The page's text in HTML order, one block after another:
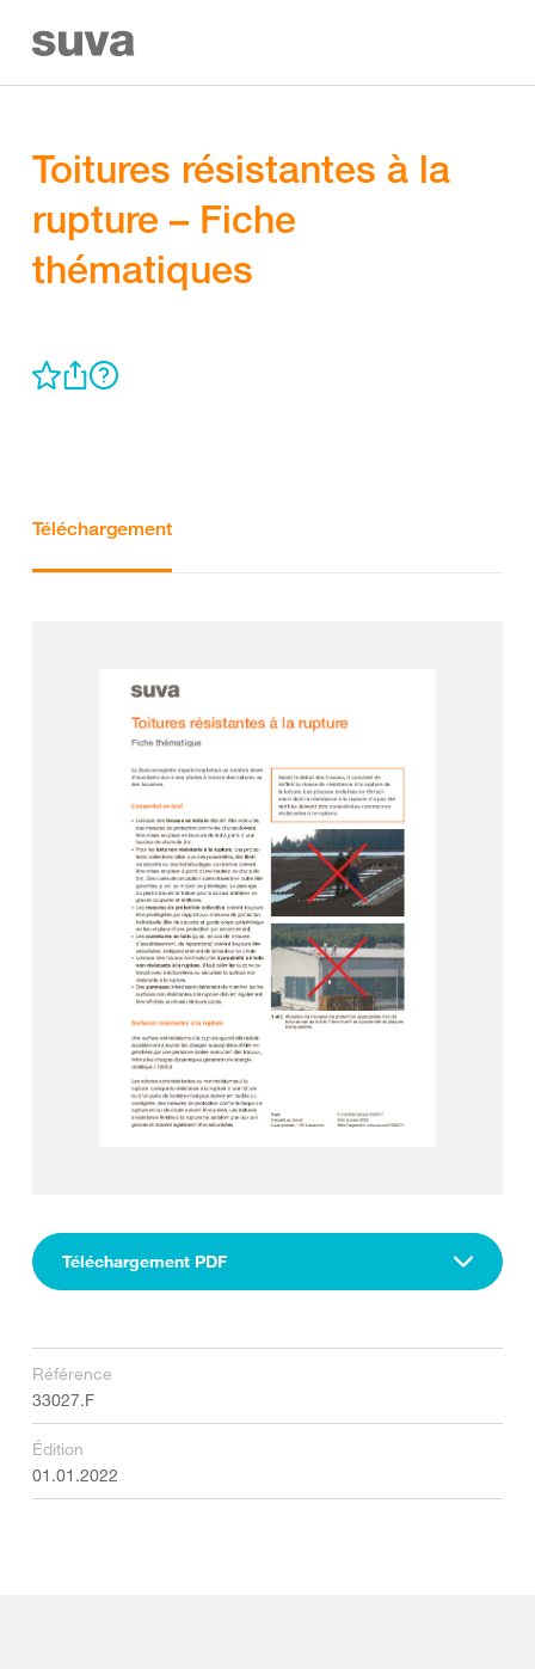
Toitures résistantes à la
rupture – Fiche
thématiques
Téléchargement
Téléchargement PDF
Référence
33027.F
Édition
01.01.2022